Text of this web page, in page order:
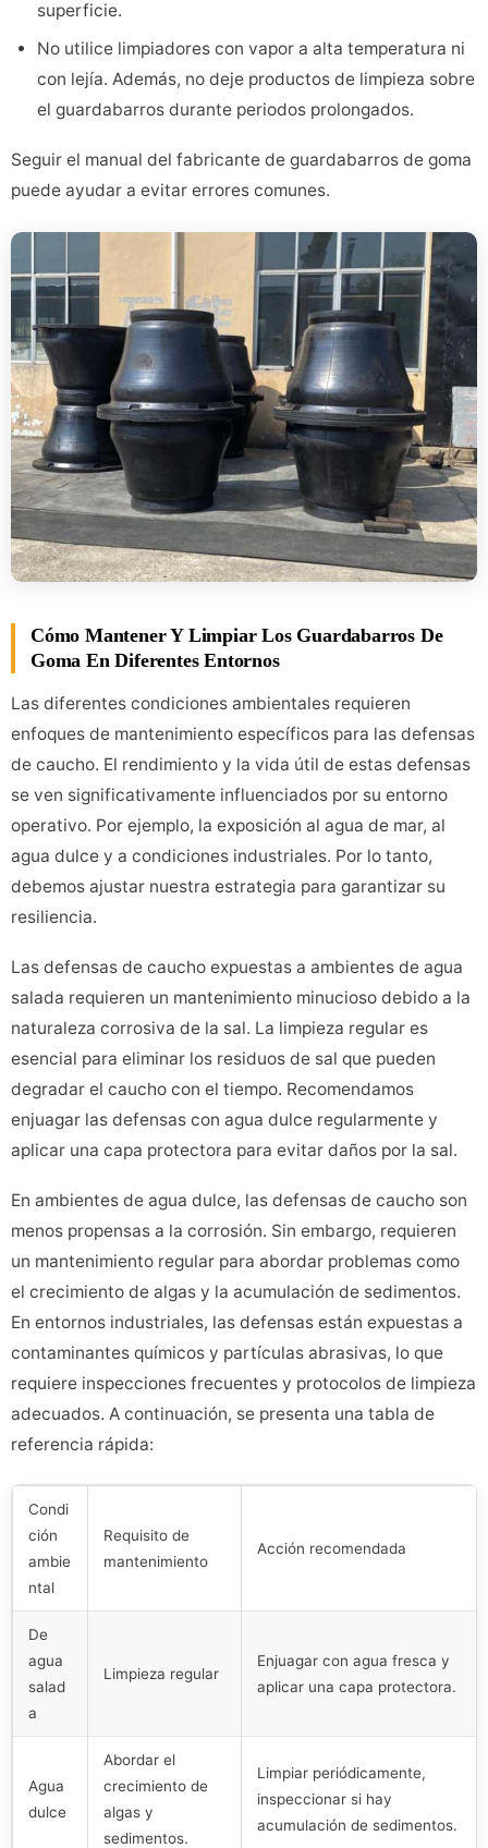
superficie.
No utilice limpiadores con vapor a alta temperatura ni
con lejía. Además, no deje productos de limpieza sobre
el guardabarros durante periodos prolongados.
Seguir el manual del fabricante de guardabarros de goma
puede ayudar a evitar errores comunes.
Cómo Mantener Y Limpiar Los Guardabarros De
Goma En Diferentes Entornos
Las diferentes condiciones ambientales requieren
enfoques de mantenimiento específicos para las defensas
de caucho. El rendimiento y la vida útil de estas defensas
se ven significativamente influenciados por su entorno
operativo. Por ejemplo, la exposición al agua de mar, al
agua dulce y a condiciones industriales. Por lo tanto,
debemos ajustar nuestra estrategia para garantizar su
resiliencia.
Las defensas de caucho expuestas a ambientes de agua
salada requieren un mantenimiento minucioso debido a la
naturaleza corrosiva de la sal. La limpieza regular es
esencial para eliminar los residuos de sal que pueden
degradar el caucho con el tiempo. Recomendamos
enjuagar las defensas con agua dulce regularmente y
aplicar una capa protectora para evitar daños por la sal.
En ambientes de agua dulce, las defensas de caucho son
menos propensas a la corrosión. Sin embargo, requieren
un mantenimiento regular para abordar problemas como
el crecimiento de algas y la acumulación de sedimentos.
En entornos industriales, las defensas están expuestas a
contaminantes químicos y partículas abrasivas, lo que
requiere inspecciones frecuentes y protocolos de limpieza
adecuados. A continuación, se presenta una tabla de
referencia rápida:
Condi
ción
ambie
ntal
Requisito de
mantenimiento
Acción recomendada
De
agua
salad
a
Limpieza regular
Enjuagar con agua fresca y
aplicar una capa protectora.
Agua
dulce
Abordar el
crecimiento de
algas y
sedimentos.
Limpiar periódicamente,
inspeccionar si hay
acumulación de sedimentos.